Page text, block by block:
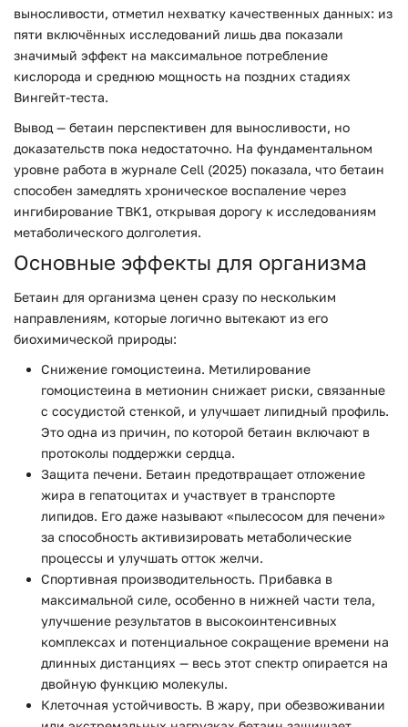
выносливости, отметил нехватку качественных данных: из
пяти включённых исследований лишь два показали
значимый эффект на максимальное потребление
кислорода и среднюю мощность на поздних стадиях
Вингейт-теста.
Вывод — бетаин перспективен для выносливости, но
доказательств пока недостаточно. На фундаментальном
уровне работа в журнале Cell (2025) показала, что бетаин
способен замедлять хроническое воспаление через
ингибирование TBK1, открывая дорогу к исследованиям
метаболического долголетия.
Основные эффекты для организма
Бетаин для организма ценен сразу по нескольким
направлениям, которые логично вытекают из его
биохимической природы:
Снижение гомоцистеина. Метилирование
гомоцистеина в метионин снижает риски, связанные
с сосудистой стенкой, и улучшает липидный профиль.
Это одна из причин, по которой бетаин включают в
протоколы поддержки сердца.
Защита печени. Бетаин предотвращает отложение
жира в гепатоцитах и участвует в транспорте
липидов. Его даже называют «пылесосом для печени»
за способность активизировать метаболические
процессы и улучшать отток желчи.
Спортивная производительность. Прибавка в
максимальной силе, особенно в нижней части тела,
улучшение результатов в высокоинтенсивных
комплексах и потенциальное сокращение времени на
длинных дистанциях — весь этот спектр опирается на
двойную функцию молекулы.
Клеточная устойчивость. В жару, при обезвоживании